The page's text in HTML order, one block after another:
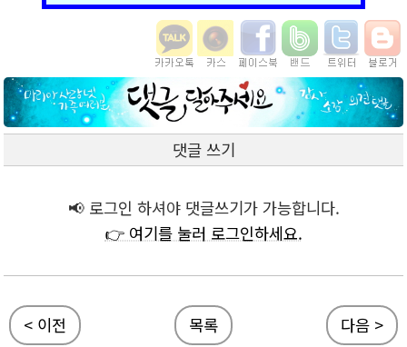
댓글 쓰기
📢 로그인 하셔야 댓글쓰기가 가능합니다.
👉 여기를 눌러 로그인하세요.
< 이전 목록 다음 >